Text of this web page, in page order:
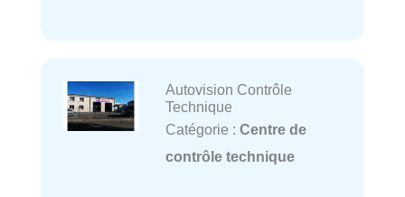
Autovision Contrôle
Technique
Catégorie : Centre de
contrôle technique